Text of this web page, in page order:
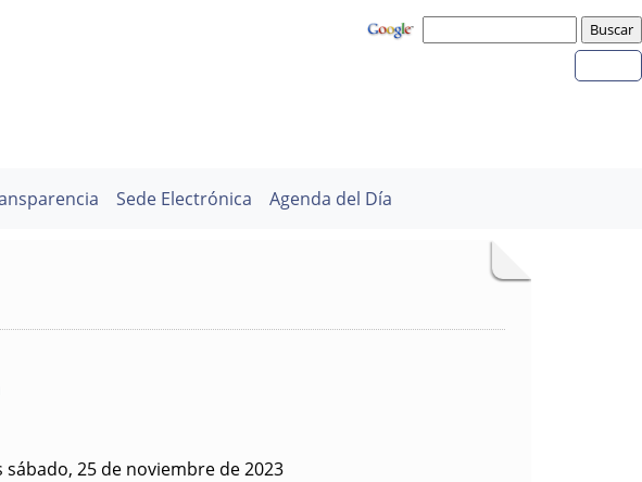
Sede Electrónica Agenda del Día
sábado, 25 de noviembre de 2023